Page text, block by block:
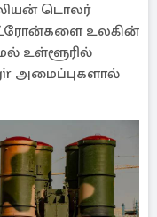
டொலர்
ட்ரோன்களை உலகின்
உள்ளூரில்
அமைப்புகளால்